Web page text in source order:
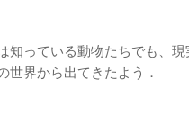
知っている動物たちでも、現
世界から出てきたよう．